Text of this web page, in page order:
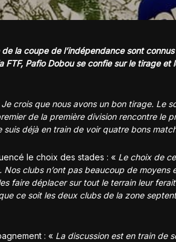
la coupe de l’indépendance sont
Pafio Dobou se confie sur le tirage et
Je crois que nous avons un bon tirage. Le
de la première division rencontre le
suis déjà en train de voir quatre bons
le choix des stades : « Le choix de
clubs n’ont pas beaucoup de moyens
faire déplacer sur tout le terrain leur
ce soit les deux clubs de la zone
: « La discussion est en train de